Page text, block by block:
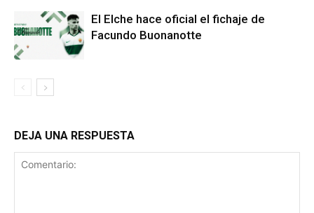
El Elche hace oficial el fichaje de
Facundo Buonanotte
DEJA UNA RESPUESTA